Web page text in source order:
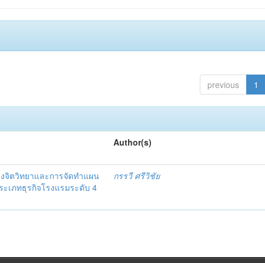
previous 1
Author(s)
จิตวิทยาและการจัดทำแผน
เภทธุรกิจโรงแรมระดับ 4
กรรวี ศรีวิชัย